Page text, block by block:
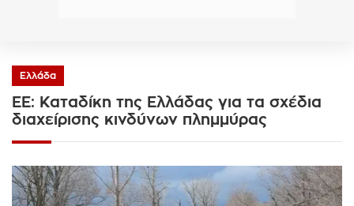
Ελλάδα
ΕΕ: Καταδίκη της Ελλάδας για τα σχέδια
διαχείρισης κινδύνων πλημμύρας